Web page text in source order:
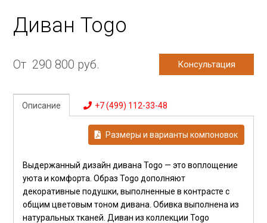
Диван Togo
От 290 800 руб. Консультация
Описание +7 (499) 112-33-48
Размеры и варианты компоновок
Выдержанный дизайн дивана Togo — это воплощение
уюта и комфорта. Образ Togo дополняют
декоративные подушки, выполненные в контрасте с
общим цветовым тоном дивана. Обивка выполнена из
натуральных тканей. Диван из коллекции Togo